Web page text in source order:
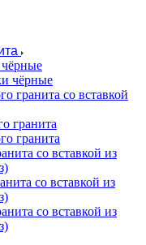
чёрные
гранита со вставкой
гранита
гранита
со вставкой из
со вставкой из
со вставкой из